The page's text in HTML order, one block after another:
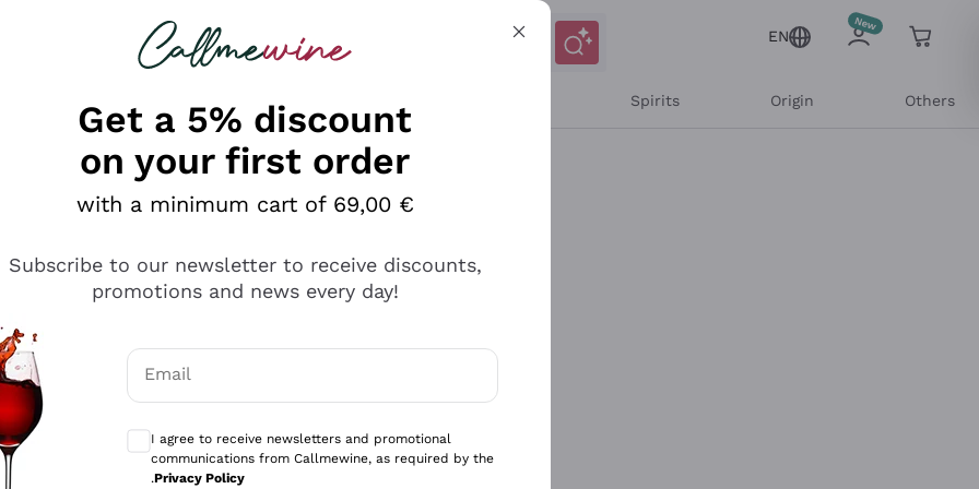
looking for
EN
Spirits Origin Others
Get a 5% discount
on your first order
with a minimum cart of 69,00 €
Subscribe to our newsletter to receive discounts,
promotions and news every day!
Email
I agree to receive newsletters and promotional
communications from Callmewine, as required by the
.Privacy Policy